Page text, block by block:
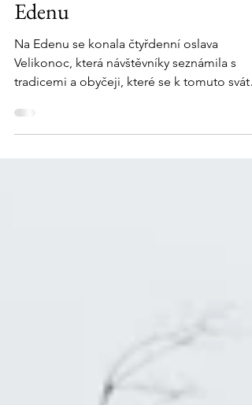
Čtyřdenní Velikonoce na
Edenu
Na Edenu se konala čtyřdenní oslava
tradicemi a obyčeji, které se k tomuto
vážou....